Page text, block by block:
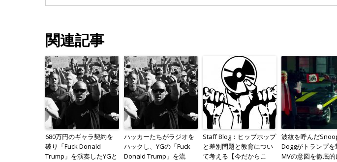
関連記事
680万円のギャラ契約を
破り「Fuck Donald
Trump」を演奏したYGと
ハッカーたちがラジオを
ハックし、YGの「Fuck
Donald Trump」を流
Staff Blog：ヒップホップ
と差別問題と教育につい
て考える【今だからこ
波紋を呼んだ
Doggがトランプを
MVの意図を徹底的